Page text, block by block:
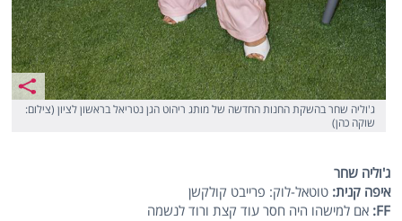
ג'וליה שחר בהשקת החנות החדשה של מותג ריהוט הגן נטריאל בראשון לציון (צילום:
שוקה כהן)
ג'וליה שחר
איפה קנית: טוטאל-לוק: פרייבט קולקשן
FF
:אם למישהו היה חסר עוד קצת ורוד לנשמה